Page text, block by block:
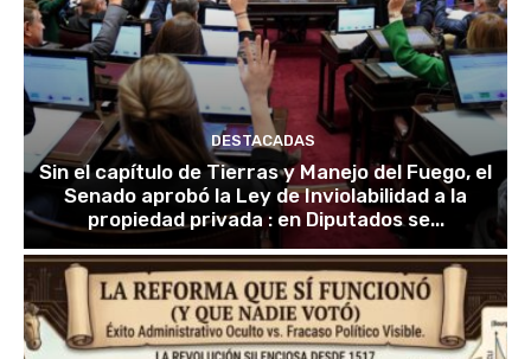
DESTACADAS
Sin el capítulo de Tierras y Manejo del Fuego, el
Senado aprobó la Ley de Inviolabilidad a la
propiedad privada : en Diputados se...